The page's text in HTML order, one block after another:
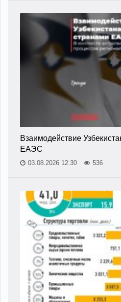
Взаимодействие
ЕАЭС
03.08.2026 12:30 536